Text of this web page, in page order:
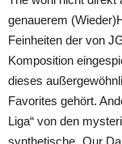
genauerem
Feinheiten der von
Komposition
dieses
Favorites gehört.
Liga“ von den